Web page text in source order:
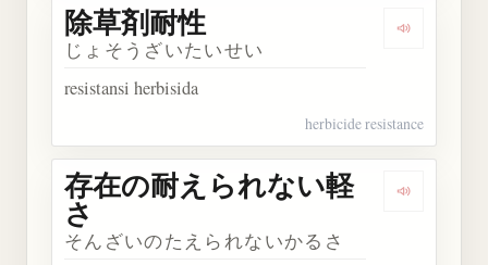
Dengarkan
除草剤耐性
じょそうざいたいせい
resistansi herbisida
herbicide resistance
Dengarkan
存在の耐えられない軽
さ
そんざいのたえられないかるさ